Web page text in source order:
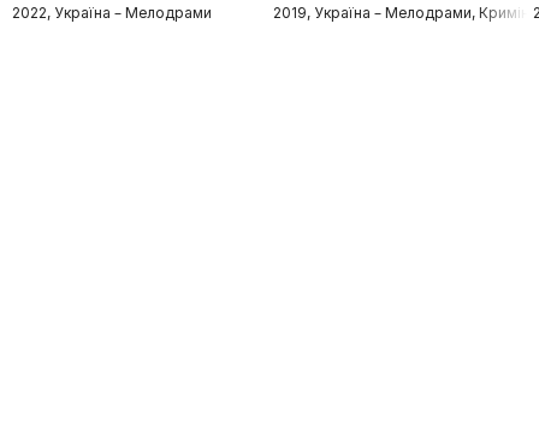
2022, Україна – Мелодрами 2019, Україна – Мелодрами,